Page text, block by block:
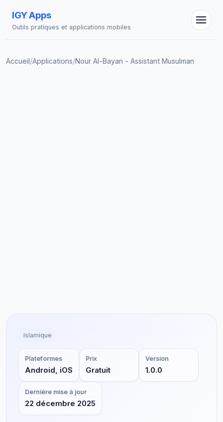
IGY Apps
Outils pratiques et applications mobiles
Accueil/Applications/Nour Al-Bayan - Assistant Musulman
Islamique
Plateformes
Android, iOS
Prix
Gratuit
Version
1.0.0
Dernière mise à jour
22 décembre 2025